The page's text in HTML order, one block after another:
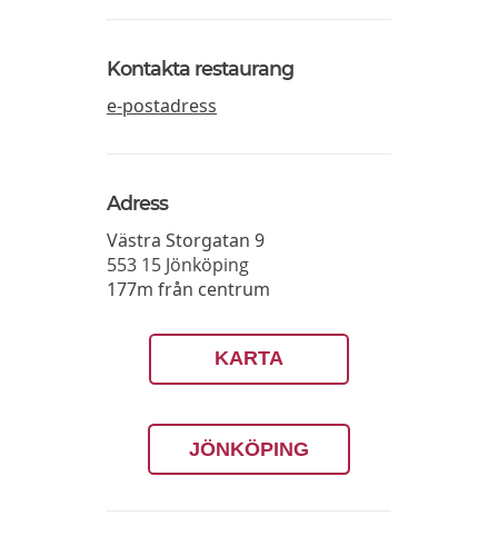
Kontakta restaurang
e-postadress
Adress
Västra Storgatan 9
553 15 Jönköping
177m från centrum
KARTA
JÖNKÖPING